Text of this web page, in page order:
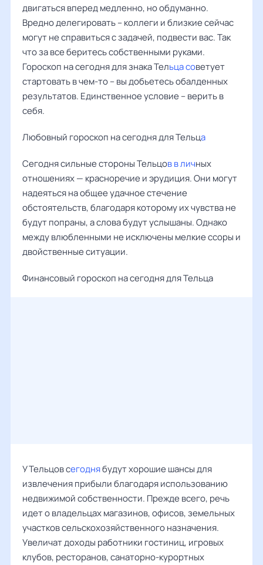
двигаться вперед медленно, но обдуманно.
Вредно делегировать – коллеги и близкие сейчас
могут не справиться с задачей, подвести вас. Так
что за все беритесь собственными руками.
Гороскоп на сегодня для знака Тельца советует
стартовать в чем-то – вы добьетесь обалденных
результатов. Единственное условие – верить в
себя.
Любовный гороскоп на сегодня для Тельца
Сегодня сильные стороны Тельцов в личных
отношениях — красноречие и эрудиция. Они могут
надеяться на общее удачное стечение
обстоятельств, благодаря которому их чувства не
будут попраны, а слова будут услышаны. Однако
между влюбленными не исключены мелкие ссоры и
двойственные ситуации.
Финансовый гороскоп на сегодня для Тельца
У Тельцов сегоднябудут хорошие шансы для
извлечения прибыли благодаря использованию
недвижимой собственности. Прежде всего, речь
идет о владельцах магазинов, офисов, земельных
участков сельскохозяйственного назначения.
Увеличат доходы работники гостиниц, игровых
клубов, ресторанов, санаторно-курортных